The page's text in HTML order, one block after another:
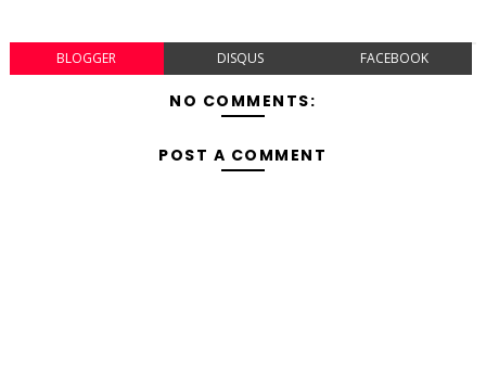
BLOGGER DISQUS FACEBOOK
NO COMMENTS:
POST A COMMENT